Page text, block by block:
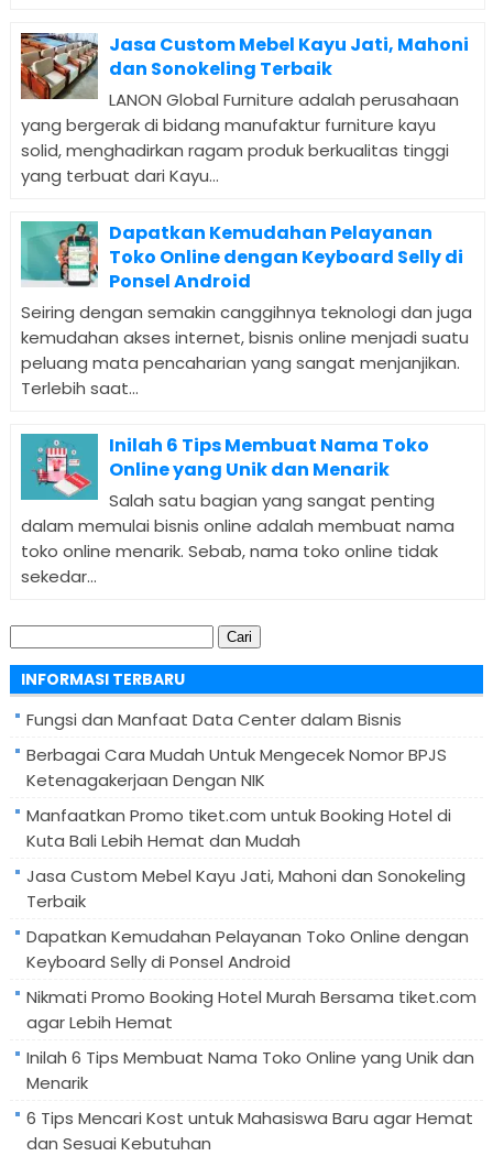
Jasa Custom Mebel Kayu Jati, Mahoni
dan Sonokeling Terbaik
LANON Global Furniture adalah perusahaan
yang bergerak di bidang manufaktur furniture kayu
solid, menghadirkan ragam produk berkualitas tinggi
yang terbuat dari Kayu...
Dapatkan Kemudahan Pelayanan
Toko Online dengan Keyboard Selly di
Ponsel Android
Seiring dengan semakin canggihnya teknologi dan juga
kemudahan akses internet, bisnis online menjadi suatu
peluang mata pencaharian yang sangat menjanjikan.
Terlebih saat...
Inilah 6 Tips Membuat Nama Toko
Online yang Unik dan Menarik
Salah satu bagian yang sangat penting
dalam memulai bisnis online adalah membuat nama
toko online menarik. Sebab, nama toko online tidak
sekedar...
untuk:
INFORMASI TERBARU
Fungsi dan Manfaat Data Center dalam Bisnis
Berbagai Cara Mudah Untuk Mengecek Nomor BPJS
Ketenagakerjaan Dengan NIK
Manfaatkan Promo tiket.com untuk Booking Hotel di
Kuta Bali Lebih Hemat dan Mudah
Jasa Custom Mebel Kayu Jati, Mahoni dan Sonokeling
Terbaik
Dapatkan Kemudahan Pelayanan Toko Online dengan
Keyboard Selly di Ponsel Android
Nikmati Promo Booking Hotel Murah Bersama tiket.com
agar Lebih Hemat
Inilah 6 Tips Membuat Nama Toko Online yang Unik dan
Menarik
6 Tips Mencari Kost untuk Mahasiswa Baru agar Hemat
dan Sesuai Kebutuhan